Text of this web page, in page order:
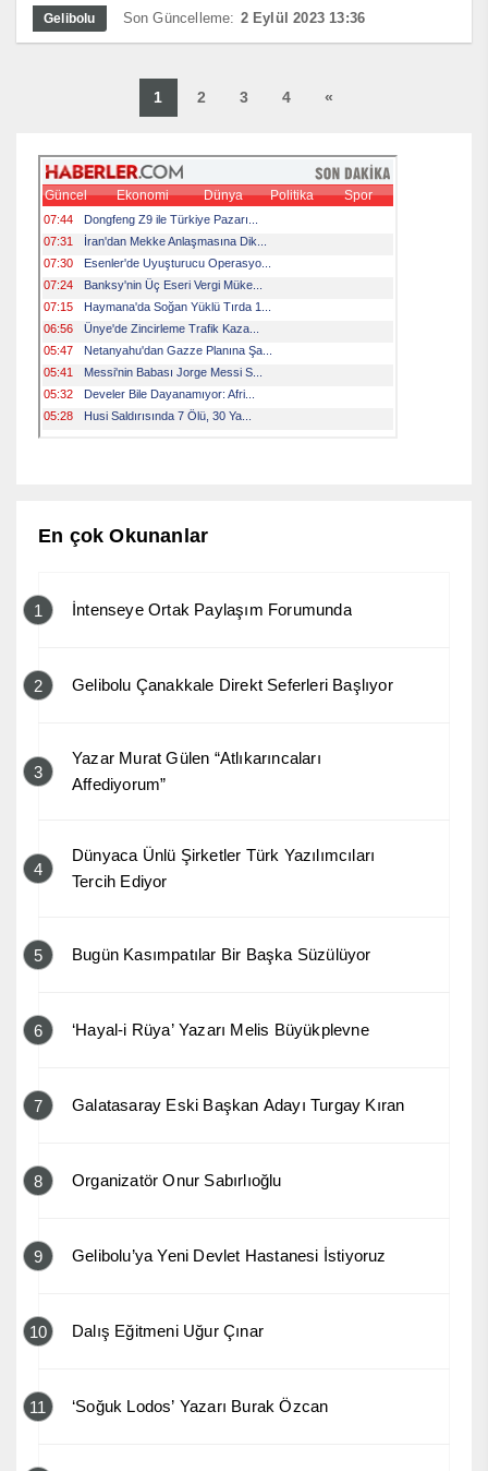
Gelibolu Son Güncelleme: 2 Eylül 2023 13:36
1 2 3 4 «
En çok Okunanlar
1 İntenseye Ortak Paylaşım Forumunda
2 Gelibolu Çanakkale Direkt Seferleri Başlıyor
3
Yazar Murat Gülen “Atlıkarıncaları
Affediyorum”
4
Dünyaca Ünlü Şirketler Türk Yazılımcıları
Tercih Ediyor
5 Bugün Kasımpatılar Bir Başka Süzülüyor
6 ‘Hayal-i Rüya’ Yazarı Melis Büyükplevne
7 Galatasaray Eski Başkan Adayı Turgay Kıran
8 Organizatör Onur Sabırlıoğlu
9 Gelibolu’ya Yeni Devlet Hastanesi İstiyoruz
10 Dalış Eğitmeni Uğur Çınar
11 ‘Soğuk Lodos’ Yazarı Burak Özcan